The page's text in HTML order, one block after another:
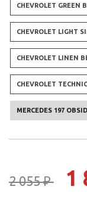
CHEVROLET GREEN
CHEVROLET LIGHT
CHEVROLET LINEN
CHEVROLET
MERCEDES 197
2 055 ₽ 1